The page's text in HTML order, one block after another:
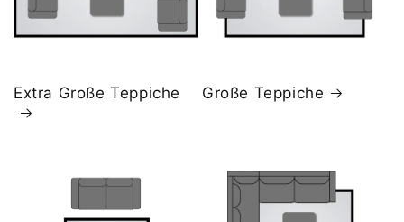
Extra Große Teppiche Große Teppiche